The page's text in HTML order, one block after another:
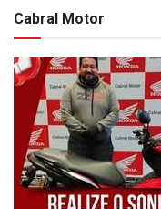
Cabral Motor